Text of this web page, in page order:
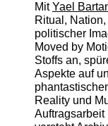
MitYael
Ritual,
politischer
Moved by
Stoffs an,
Aspekte auf
Reality und
Auftragsarbeit